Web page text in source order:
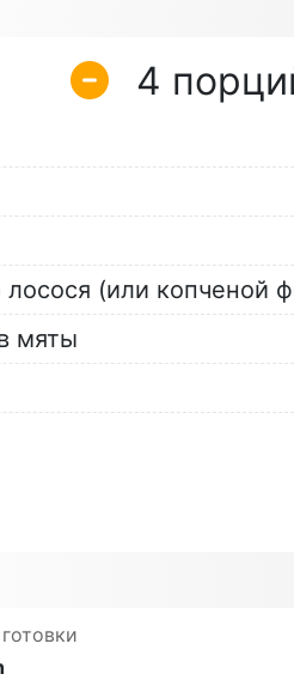
4
лосося (или копченой
мяты